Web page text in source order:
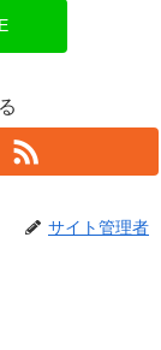
サイト管理者